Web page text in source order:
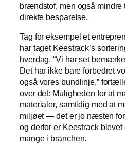
brændstof, men også mindre
direkte besparelse.
Tag for eksempel et
har taget Keestrack’s
hverdag. “Vi har set
Det har ikke bare forbedret
også vores bundlinje,”
over det: Muligheden for at
materialer, samtidig med at
miljøet — det er jo næsten
og derfor er Keestrack
mange i branchen.